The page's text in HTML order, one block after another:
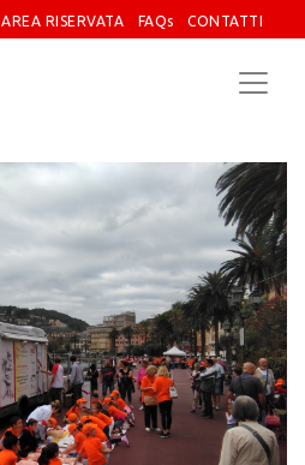
AREA RISERVATA FAQs CONTATTI